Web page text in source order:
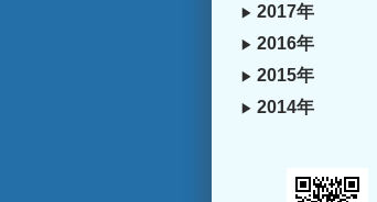
2017年
2016年
2015年
2014年